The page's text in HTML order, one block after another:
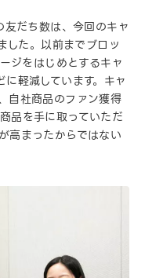
友だち数は、今回のキャ
した。以前までブロッ
ジをはじめとするキャ
軽減しています。キャ
自社商品のファン獲得
品を手に取っていただ
高まったからではない